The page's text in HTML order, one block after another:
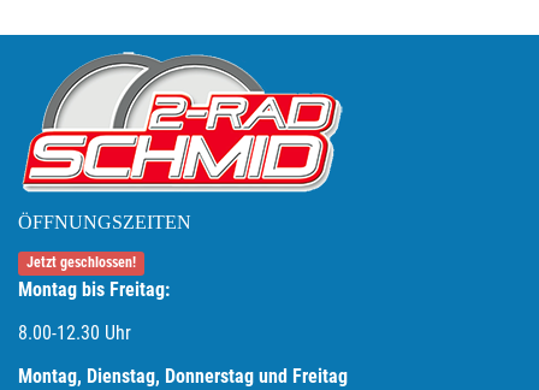
ÖFFNUNGSZEITEN
Jetzt geschlossen!
Montag bis Freitag:
8.00-12.30 Uhr
Montag, Dienstag, Donnerstag und Freitag